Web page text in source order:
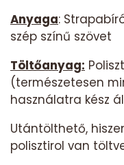
Anyaga:
szép színű szövet
Töltőanyag:
(természetesen
használatra kész
Utántölthető,
polisztirol van